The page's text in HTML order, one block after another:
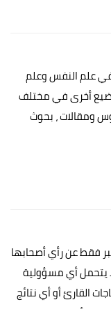
علم النفس وعلم
أخرى في مختلف
ومقالات ، بحوث
فقط عن رأي أصحابها
يتحمل أي مسؤولية
القارئ أو أي نتائج